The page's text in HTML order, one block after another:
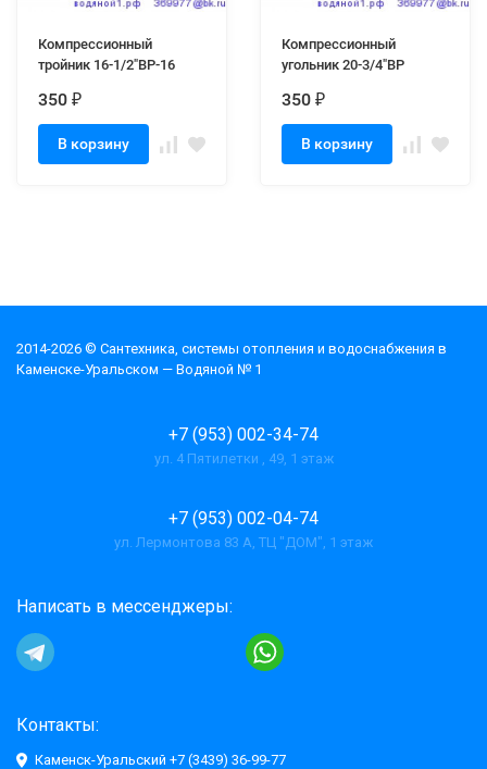
Компрессионный
тройник 16-1/2"ВР-16
350 ₽
В корзину
Компрессионный
угольник 20-3/4"ВР
350 ₽
В корзину
2014-2026 © Cантехника, системы отопления и водоснабжения в
Каменске-Уральском — Водяной № 1
+7 (953) 002-34-74
ул. 4 Пятилетки , 49, 1 этаж
+7 (953) 002-04-74
ул. Лермонтова 83 А, ТЦ "ДОМ", 1 этаж
Написать в мессенджеры:
Контакты:
Каменск-Уральский +7 (3439) 36-99-77